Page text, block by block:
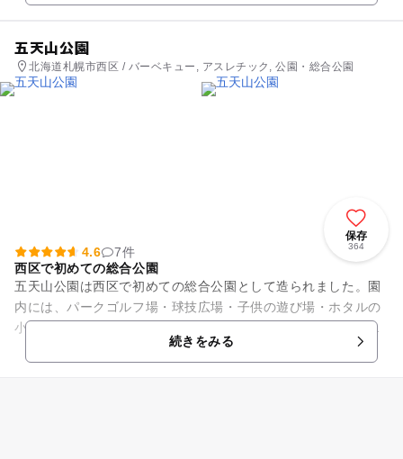
五天山公園
北海道札幌市西区 / バーベキュー, アスレチック, 公園・総合公園
保存
364
4.6
7件
西区で初めての総合公園
五天山公園は西区で初めての総合公園として造られました。園
内には、パークゴルフ場・球技広場・子供の遊び場・ホタルの
小川・水車・散策路・テニスコートといった様々な施設があ
り、幅広い年代が楽しめるよう...
続きをみる